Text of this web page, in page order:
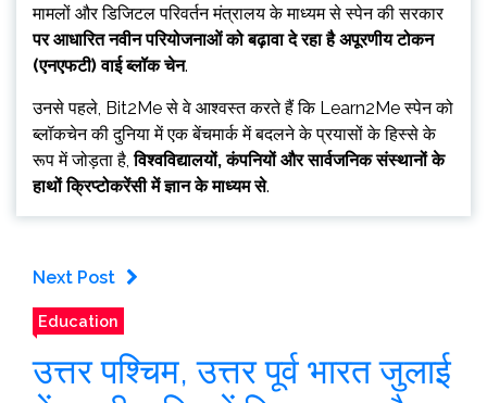
मामलों और डिजिटल परिवर्तन मंत्रालय के माध्यम से स्पेन की सरकार
पर आधारित नवीन परियोजनाओं को बढ़ावा दे रहा हैअपूरणीय टोकन
(एनएफटी) वाईब्लॉक चेन.
उनसे पहले, Bit2Me से वे आश्वस्त करते हैं कि Learn2Me स्पेन को
ब्लॉकचेन की दुनिया में एक बेंचमार्क में बदलने के प्रयासों के हिस्से के
रूप में जोड़ता है,विश्वविद्यालयों, कंपनियों और सार्वजनिक संस्थानों के
हाथों क्रिप्टोकरेंसी में ज्ञान के माध्यम से.
Next Post
Education
उत्तर पश्चिम, उत्तर पूर्व भारत जुलाई